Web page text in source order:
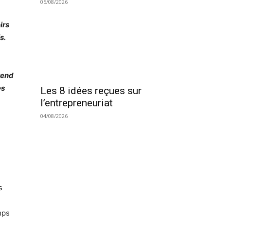
05/08/2026
Les 8 idées reçues sur
l’entrepreneuriat
04/08/2026